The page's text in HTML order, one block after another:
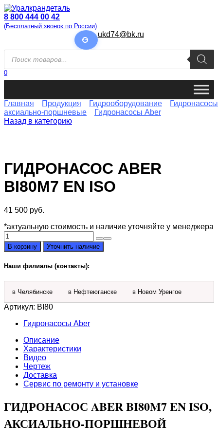
Перейти
к
содержанию
8 800 444 00 42
(Бесплатный звонок по России)
ukd74@bk.ru
Поиск
товаров
0
Главная Продукция Гидрооборудование
Гидронасосы
аксиально-поршневые
Гидронасосы Aber
Назад в категорию
ГИДРОНАСОС ABER
BI80M7 EN ISO
41 500 руб.
*актуальную стоимость и наличие уточняйте у менеджера
Количество
товара
Гидронасос
Aber
BI80M7
EN
В корзину Уточнить наличие
Наши филиалы (контакты):
в Челябинске в Нефтеюганске в Новом Уренгое
Артикул: BI80
Гидронасосы Aber
Описание
Характеристики
Видео
Чертеж
Доставка
Сервис по ремонту и установке
ГИДРОНАСОС ABER BI80M7 EN ISO,
АКСИАЛЬНО-ПОРШНЕВОЙ